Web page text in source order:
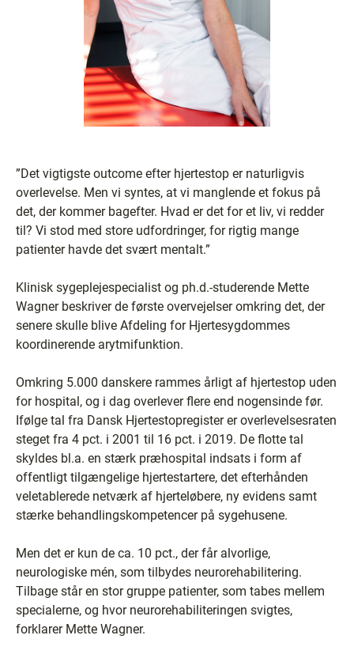
”Det vigtigste outcome efter hjertestop er naturligvis
overlevelse. Men vi syntes, at vi manglende et fokus på
det, der kommer bagefter. Hvad er det for et liv, vi redder
til? Vi stod med store udfordringer, for rigtig mange
patienter havde det svært mentalt.”
Klinisk sygeplejespecialist og ph.d.-studerende Mette
Wagner beskriver de første overvejelser omkring det, der
senere skulle blive Afdeling for Hjertesygdommes
koordinerende arytmifunktion.
Omkring 5.000 danskere rammes årligt af hjertestop uden
for hospital, og i dag overlever flere end nogensinde før.
Ifølge tal fra Dansk Hjertestopregister er overlevelsesraten
steget fra 4 pct. i 2001 til 16 pct. i 2019. De flotte tal
skyldes bl.a. en stærk præhospital indsats i form af
offentligt tilgængelige hjertestartere, det efterhånden
veletablerede netværk af hjerteløbere, ny evidens samt
stærke behandlingskompetencer på sygehusene.
Men det er kun de ca. 10 pct., der får alvorlige,
neurologiske mén, som tilbydes neurorehabilitering.
Tilbage står en stor gruppe patienter, som tabes mellem
specialerne, og hvor neurorehabiliteringen svigtes,
forklarer Mette Wagner.